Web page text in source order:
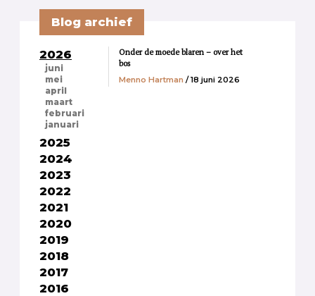
Blog archief
2026
juni
mei
april
maart
februari
januari
2025
2024
2023
2022
2021
2020
2019
2018
2017
2016
Onder de moede blaren – over het
bos
Menno Hartman / 18 juni 2026